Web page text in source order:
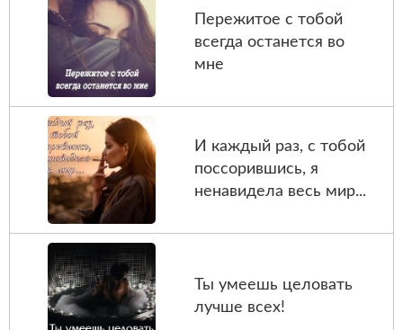
Пережитое с тобой
всегда останется во
мне
И каждый раз, с тобой
поссорившись, я
ненавидела весь мир...
Ты умеешь целовать
лучше всех!